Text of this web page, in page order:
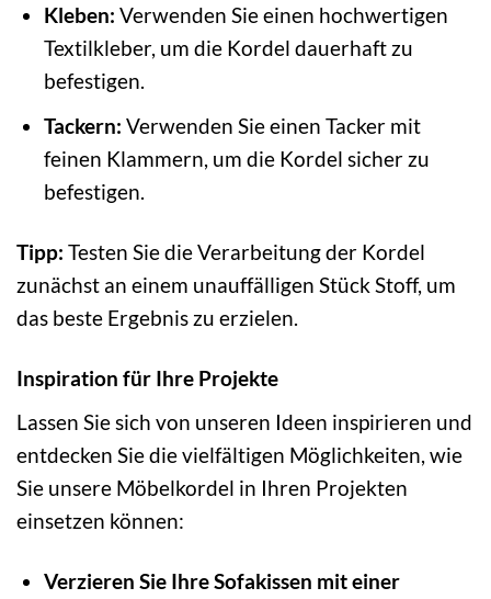
Kleben: Verwenden Sie einen hochwertigen
Textilkleber, um die Kordel dauerhaft zu
befestigen.
Tackern: Verwenden Sie einen Tacker mit
feinen Klammern, um die Kordel sicher zu
befestigen.
Tipp: Testen Sie die Verarbeitung der Kordel
zunächst an einem unauffälligen Stück Stoff, um
das beste Ergebnis zu erzielen.
Inspiration für Ihre Projekte
Lassen Sie sich von unseren Ideen inspirieren und
entdecken Sie die vielfältigen Möglichkeiten, wie
Sie unsere Möbelkordel in Ihren Projekten
einsetzen können:
Verzieren Sie Ihre Sofakissen mit einer